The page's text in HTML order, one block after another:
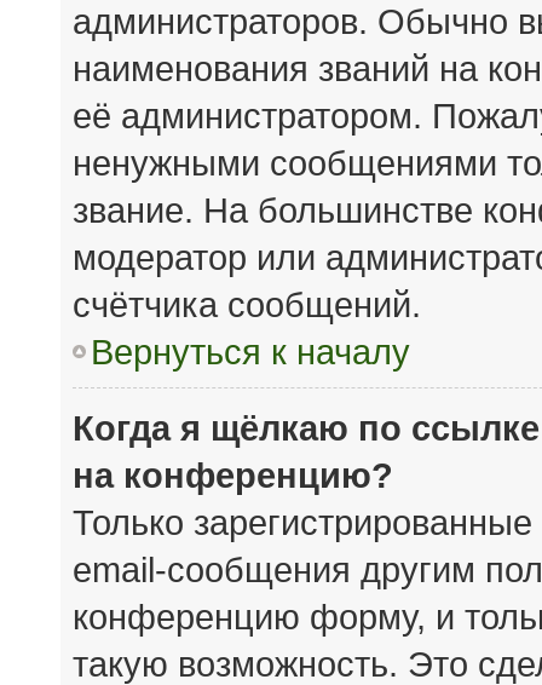
администраторов. Обычно
наименования званий на
её администратором.
ненужными сообщениями
звание. На большинстве
модератор или
счётчика сообщений.
Вернуться к началу
Когда я щёлкаю по
на конференцию?
Только
email-сообщения другим
конференцию форму, и
такую возможность. Это